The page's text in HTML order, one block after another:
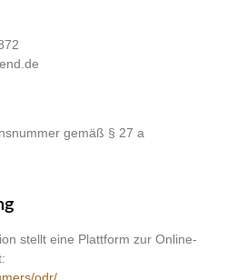
gemäß § 27 a
stellt eine Plattform zur Online-